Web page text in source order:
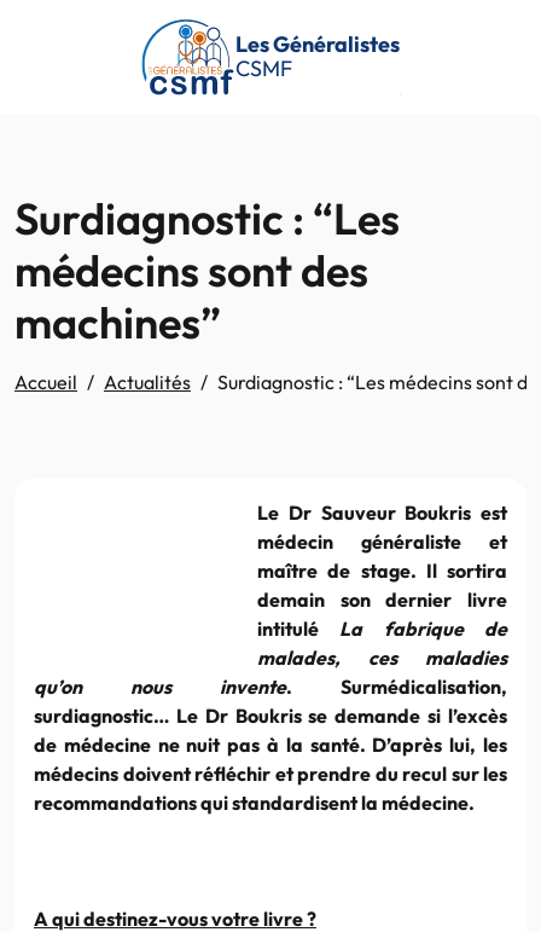
Passer au contenu principal
Les Généralistes
CSMF
Surdiagnostic : “Les
médecins sont des
machines”
Accueil Actualités Surdiagnostic : “Les médecins sont
Le Dr Sauveur Boukris est
médecin généraliste et
maître de stage. Il sortira
demain son dernier livre
intitulé La fabrique de
malades, ces maladies
qu’on nous invente. Surmédicalisation,
surdiagnostic… Le Dr Boukris se demande si l’excès
de médecine ne nuit pas à la santé. D’après lui, les
médecins doivent réfléchir et prendre du recul sur les
recommandations qui standardisent la médecine.
A qui destinez-vous votre livre ?